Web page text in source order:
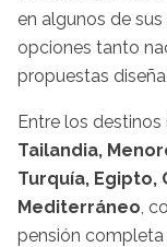
en algunos de
opciones tanto
propuestas
Entre los
Tailandia,
Turquía, Egipto,
Mediterráneo,
pensión